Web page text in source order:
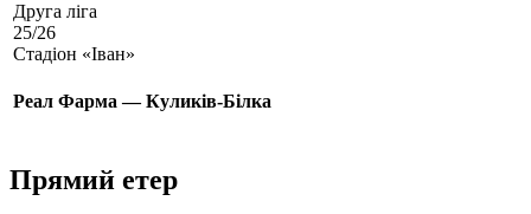
Друга ліга
25/26
Стадіон «Іван»
Реал Фарма — Куликів-Білка
Прямий етер